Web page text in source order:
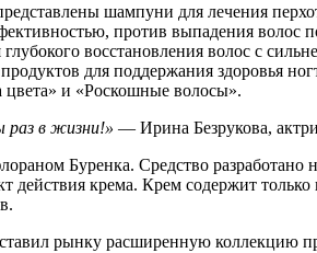
шампуни для лечения
против выпадения
восстановления волос с
для поддержания здоровья
цвета» и «Роскошные волосы».
в жизни!» — Ирина Безрукова,
Буренка. Средство
действия крема. Крем содержит
рынку расширенную коллекцию